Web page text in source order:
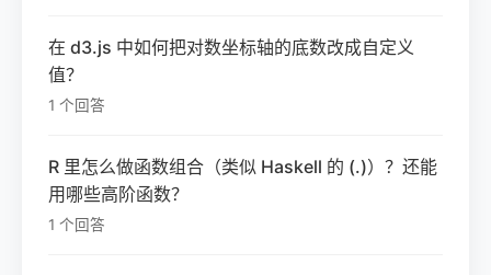
在 d3.js 中如何把对数坐标轴的底数改成自定义
值？
1 个回答
R 里怎么做函数组合（类似 Haskell 的 (.)）？还能
用哪些高阶函数？
1 个回答